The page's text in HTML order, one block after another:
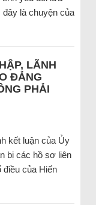
đây là chuyện của
LÃNH
ĐẢNG
PHẢI
kết luận của Ủy
bị các hồ sơ liên
điều của Hiến